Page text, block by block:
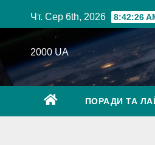
до
Чт. Сер 6th, 2026 8:42:27
2000 UA
ПОРАДИ ТА